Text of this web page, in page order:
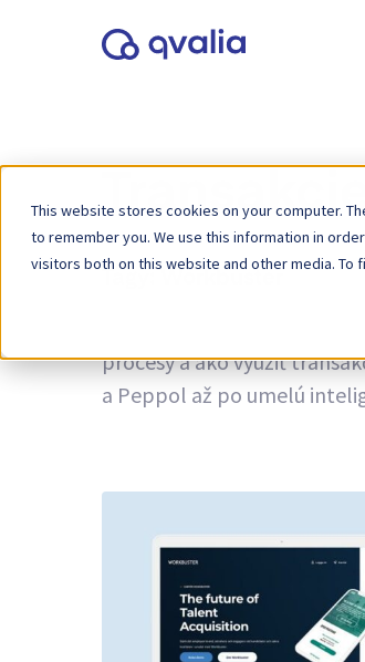
This website stores cookies on your computer.
to remember you. We use this information in
visitors both on this website and other media. To
Informácie o
procesy a ako využiť
a Peppol až po umelú